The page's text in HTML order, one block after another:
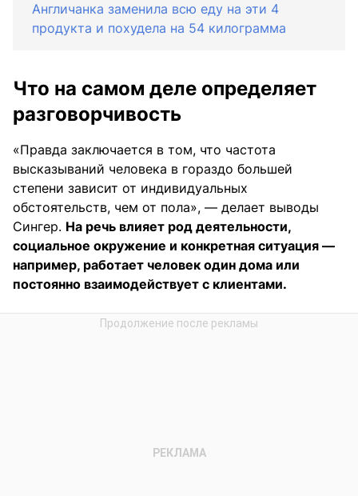
Англичанка заменила всю еду на эти 4
продукта и похудела на 54 килограмма
Что на самом деле определяет
разговорчивость
«Правда заключается в том, что частота
высказываний человека в гораздо большей
степени зависит от индивидуальных
обстоятельств, чем от пола», — делает выводы
Сингер. На речь влияет род деятельности,
социальное окружение и конкретная ситуация —
например, работает человек один дома или
постоянно взаимодействует с клиентами.